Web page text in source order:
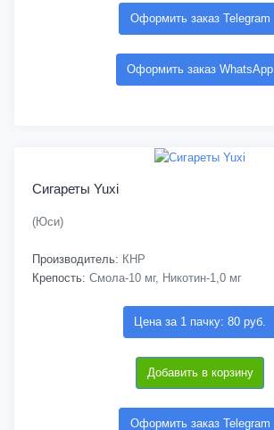
Оформить заказ Telegram
Оформить заказ WhatsApp
Сигареты Yuxi
(Юси)
Производитель: КНР
Крепость: Смола-10 мг, Никотин-1,0 мг
Цена за 1 пачку: 80 руб.
Добавить в корзину
Оформить заказ Telegram